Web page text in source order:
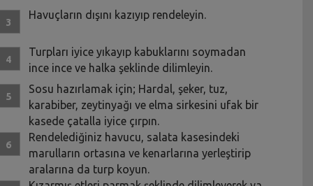
Havuçların dışını kazıyıp rendeleyin.
Turpları iyice yıkayıp kabuklarını soymadan
ince ince ve halka şeklinde dilimleyin.
Sosu hazırlamak için; Hardal, şeker, tuz,
karabiber, zeytinyağı ve elma sirkesini ufak bir
kasede çatalla iyice çırpın.
Rendelediğiniz havucu, salata kasesindeki
marulların ortasına ve kenarlarına yerleştirip
aralarına da turp koyun.